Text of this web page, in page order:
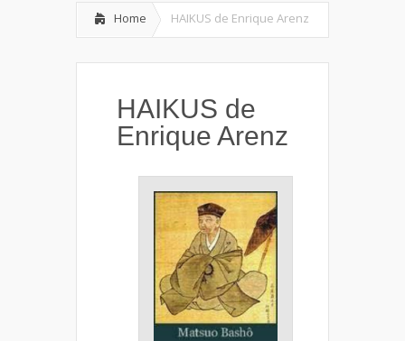
Home HAIKUS de Enrique Arenz
HAIKUS de
Enrique Arenz